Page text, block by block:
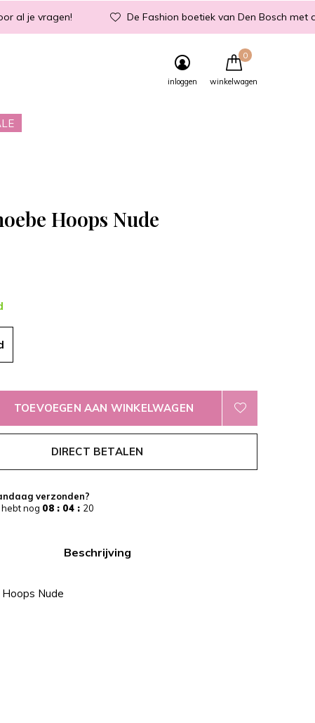
inloggen winkelwagen
0
al je vragen! De Fashion boetiek van Den Bosch met
Hoops Nude
TOEVOEGEN AAN WINKELWAGEN
DIRECT BETALEN
verzonden?
hebt nog 08 : 04 : 19
Beschrijving
Nude